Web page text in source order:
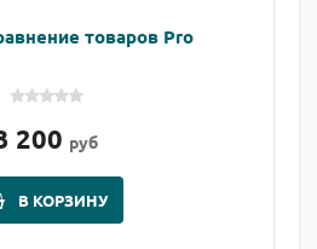
товаров Pro
200 руб
В КОРЗИНУ